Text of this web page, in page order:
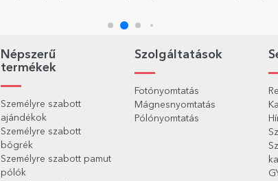
Népszerű
termékek
Személyre szabott
ajándékok
Személyre szabott
bögrék
Személyre szabott pamut
pólók
Szolgáltatások
Fotónyomtatás
Mágnesnyomtatás
Pólónyomtatás